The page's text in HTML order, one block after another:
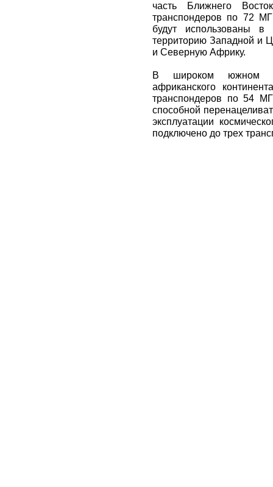
часть Ближнего
транспондеров по 72
будут использованы в
территорию Западной и
и Северную Африку.
В широком южном
африканского
транспондеров по 54
способной
эксплуатации
подключено до трех